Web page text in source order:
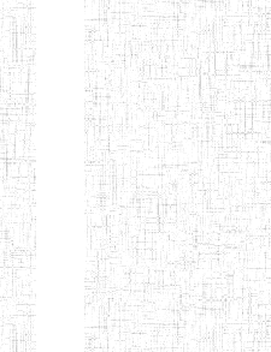
ENIEG DE
NKONGSAMBA
ENIEG DE
YABASSI
ENBIEG
D'EDEA
ENBIEG DE